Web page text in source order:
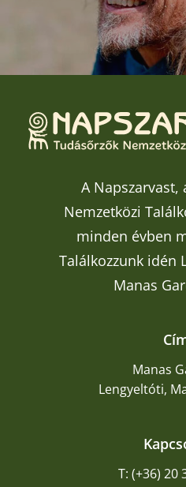
A Napszarvast,
Nemzetközi
minden évben
Találkozzunk idén
Manas
Manas
Lengyeltóti,
T: (+36) 20